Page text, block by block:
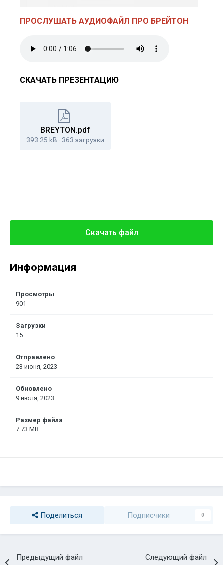
ПРОСЛУШАТЬ АУДИОФАЙЛ ПРО БРЕЙТОН
СКАЧАТЬ ПРЕЗЕНТАЦИЮ
BREYTON.pdf
393.25 kB · 363 загрузки
Скачать файл
Информация
Просмотры
901
Загрузки
15
Отправлено
23 июня, 2023
Обновлено
9 июля, 2023
Размер файла
7.73 MB
Поделиться Подписчики 0
Предыдущий файл Следующий файл